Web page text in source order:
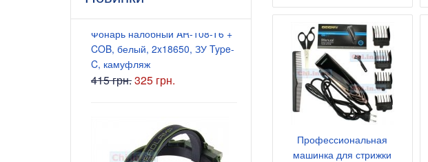
Фонарь налобный AR-108-T6 +
COB, белый, 2x18650, ЗУ Type-
C, камуфляж
415 грн.325 грн.
Блок питания 9В 3А, штекер
5.5x2.5 мм
Профессиональная
машинка для стрижки